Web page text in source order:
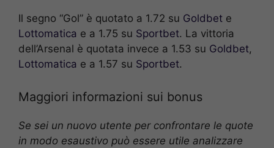
Il segno “Gol” è quotato a 1.72 su Goldbet e
Lottomatica e a 1.75 su Sportbet. La vittoria
dell’Arsenal è quotata invece a 1.53 su Goldbet,
Lottomatica e a 1.57 su Sportbet.
Maggiori informazioni sui bonus
Se sei un nuovo utente per confrontare le quote
in modo esaustivo può essere utile analizzare